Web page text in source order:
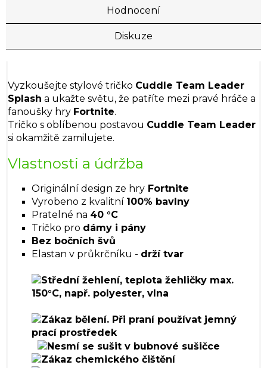
Hodnocení
Diskuze
Vyzkoušejte stylové tričko Cuddle Team Leader
Splash a ukažte světu, že patříte mezi pravé hráče a
fanoušky hry Fortnite.
Tričko s oblíbenou postavou Cuddle Team Leader
si okamžitě zamilujete.
Vlastnosti a údržba
Originální design ze hry Fortnite
Vyrobeno z kvalitní 100% bavlny
Pratelné na 40 °C
Tričko pro dámy i pány
Bez bočních švů
Elastan v průkrčníku - drží tvar